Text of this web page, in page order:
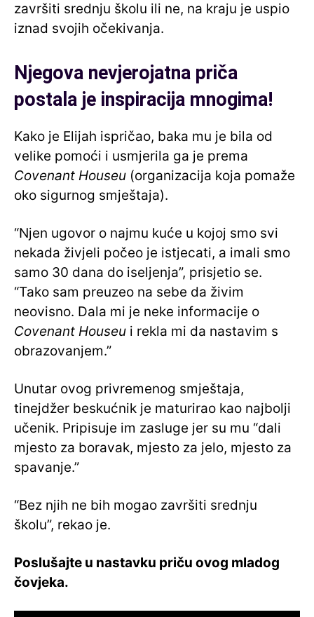
završiti srednju školu ili ne, na kraju je uspio
iznad svojih očekivanja.
Njegova nevjerojatna priča
postala je inspiracija mnogima!
Kako je Elijah ispričao, baka mu je bila od
velike pomoći i usmjerila ga je prema
Covenant Houseu (organizacija koja pomaže
oko sigurnog smještaja).
“Njen ugovor o najmu kuće u kojoj smo svi
nekada živjeli počeo je istjecati, a imali smo
samo 30 dana do iseljenja”, prisjetio se.
“Tako sam preuzeo na sebe da živim
neovisno. Dala mi je neke informacije o
Covenant Houseu i rekla mi da nastavim s
obrazovanjem.”
Unutar ovog privremenog smještaja,
tinejdžer beskućnik je maturirao kao najbolji
učenik. Pripisuje im zasluge jer su mu “dali
mjesto za boravak, mjesto za jelo, mjesto za
spavanje.”
“Bez njih ne bih mogao završiti srednju
školu”, rekao je.
Poslušajte u nastavku priču ovog mladog
čovjeka.